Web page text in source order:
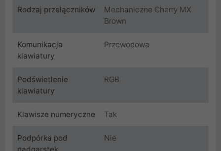
Rodzaj przełączników
Mechaniczne Cherry MX
Brown
Komunikacja
klawiatury
Przewodowa
Podświetlenie
klawiatury
RGB
Klawisze numeryczne Tak
Podpórka pod
nadgarstek
Nie